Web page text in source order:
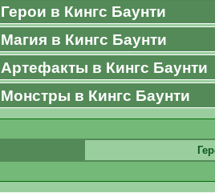
Герои в Кингс Баунти
Магия в Кингс Баунти
Артефакты в Кингс Баунти
Монстры в Кингс Баунти